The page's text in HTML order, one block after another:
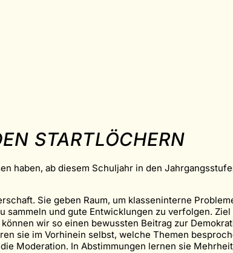
STARTLÖCHERN
haben, ab diesem Schuljahr in den
Sie geben Raum, um klasseninterne
und gute Entwicklungen zu verfolgen. Ziel
wir so einen bewussten Beitrag zur
sie im Vorhinein selbst, welche Themen
Moderation. In Abstimmungen lernen sie